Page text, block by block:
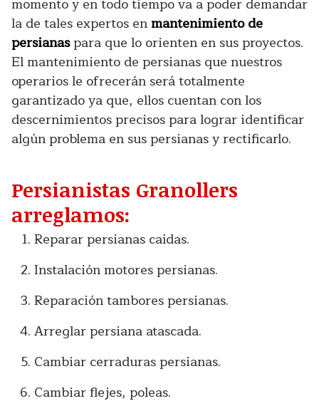
la de tales expertos enmantenimiento de
persianaspara que lo orienten en sus proyectos.
El mantenimiento de persianas que nuestros
operarios le ofrecerán será totalmente
garantizado ya que, ellos cuentan con los
descernimientos precisos para lograr identificar
algún problema en sus persianas y rectificarlo.
Persianistas Granollers
arreglamos:
Reparar persianas caídas.
Instalación motores persianas.
Reparación tambores persianas.
Arreglar persiana atascada.
Cambiar cerraduras persianas.
Cambiar flejes, poleas.